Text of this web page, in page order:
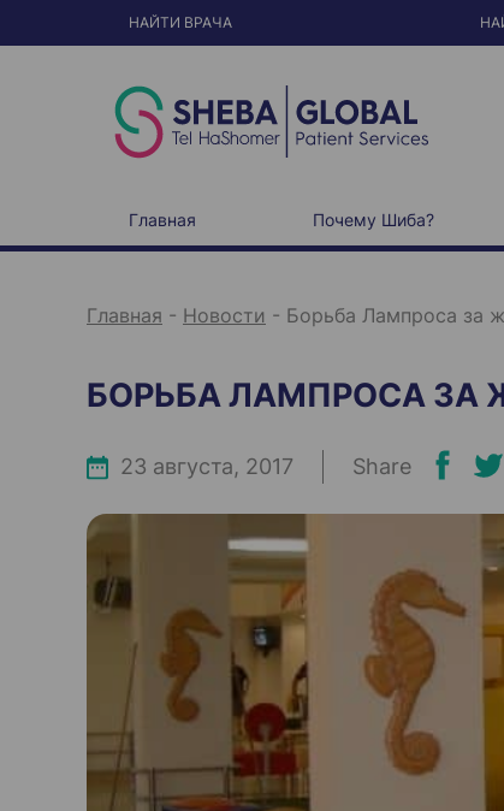
p
НАЙТИ ВРАЧА
Главная Почему Шиба?
Главная - Новости - Борьба Лампроса за
БОРЬБА ЛАМПРОСА ЗА
23 августа, 2017 Share